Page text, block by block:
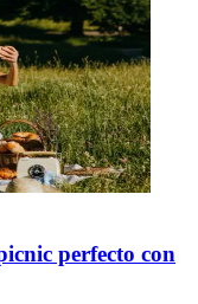
perfecto con